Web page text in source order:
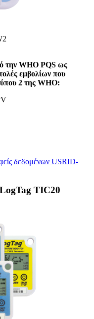
την WHO PQS ως
εμβολίων που
2 της WHO:
δεδομένων USRID-
LogTag TIC20